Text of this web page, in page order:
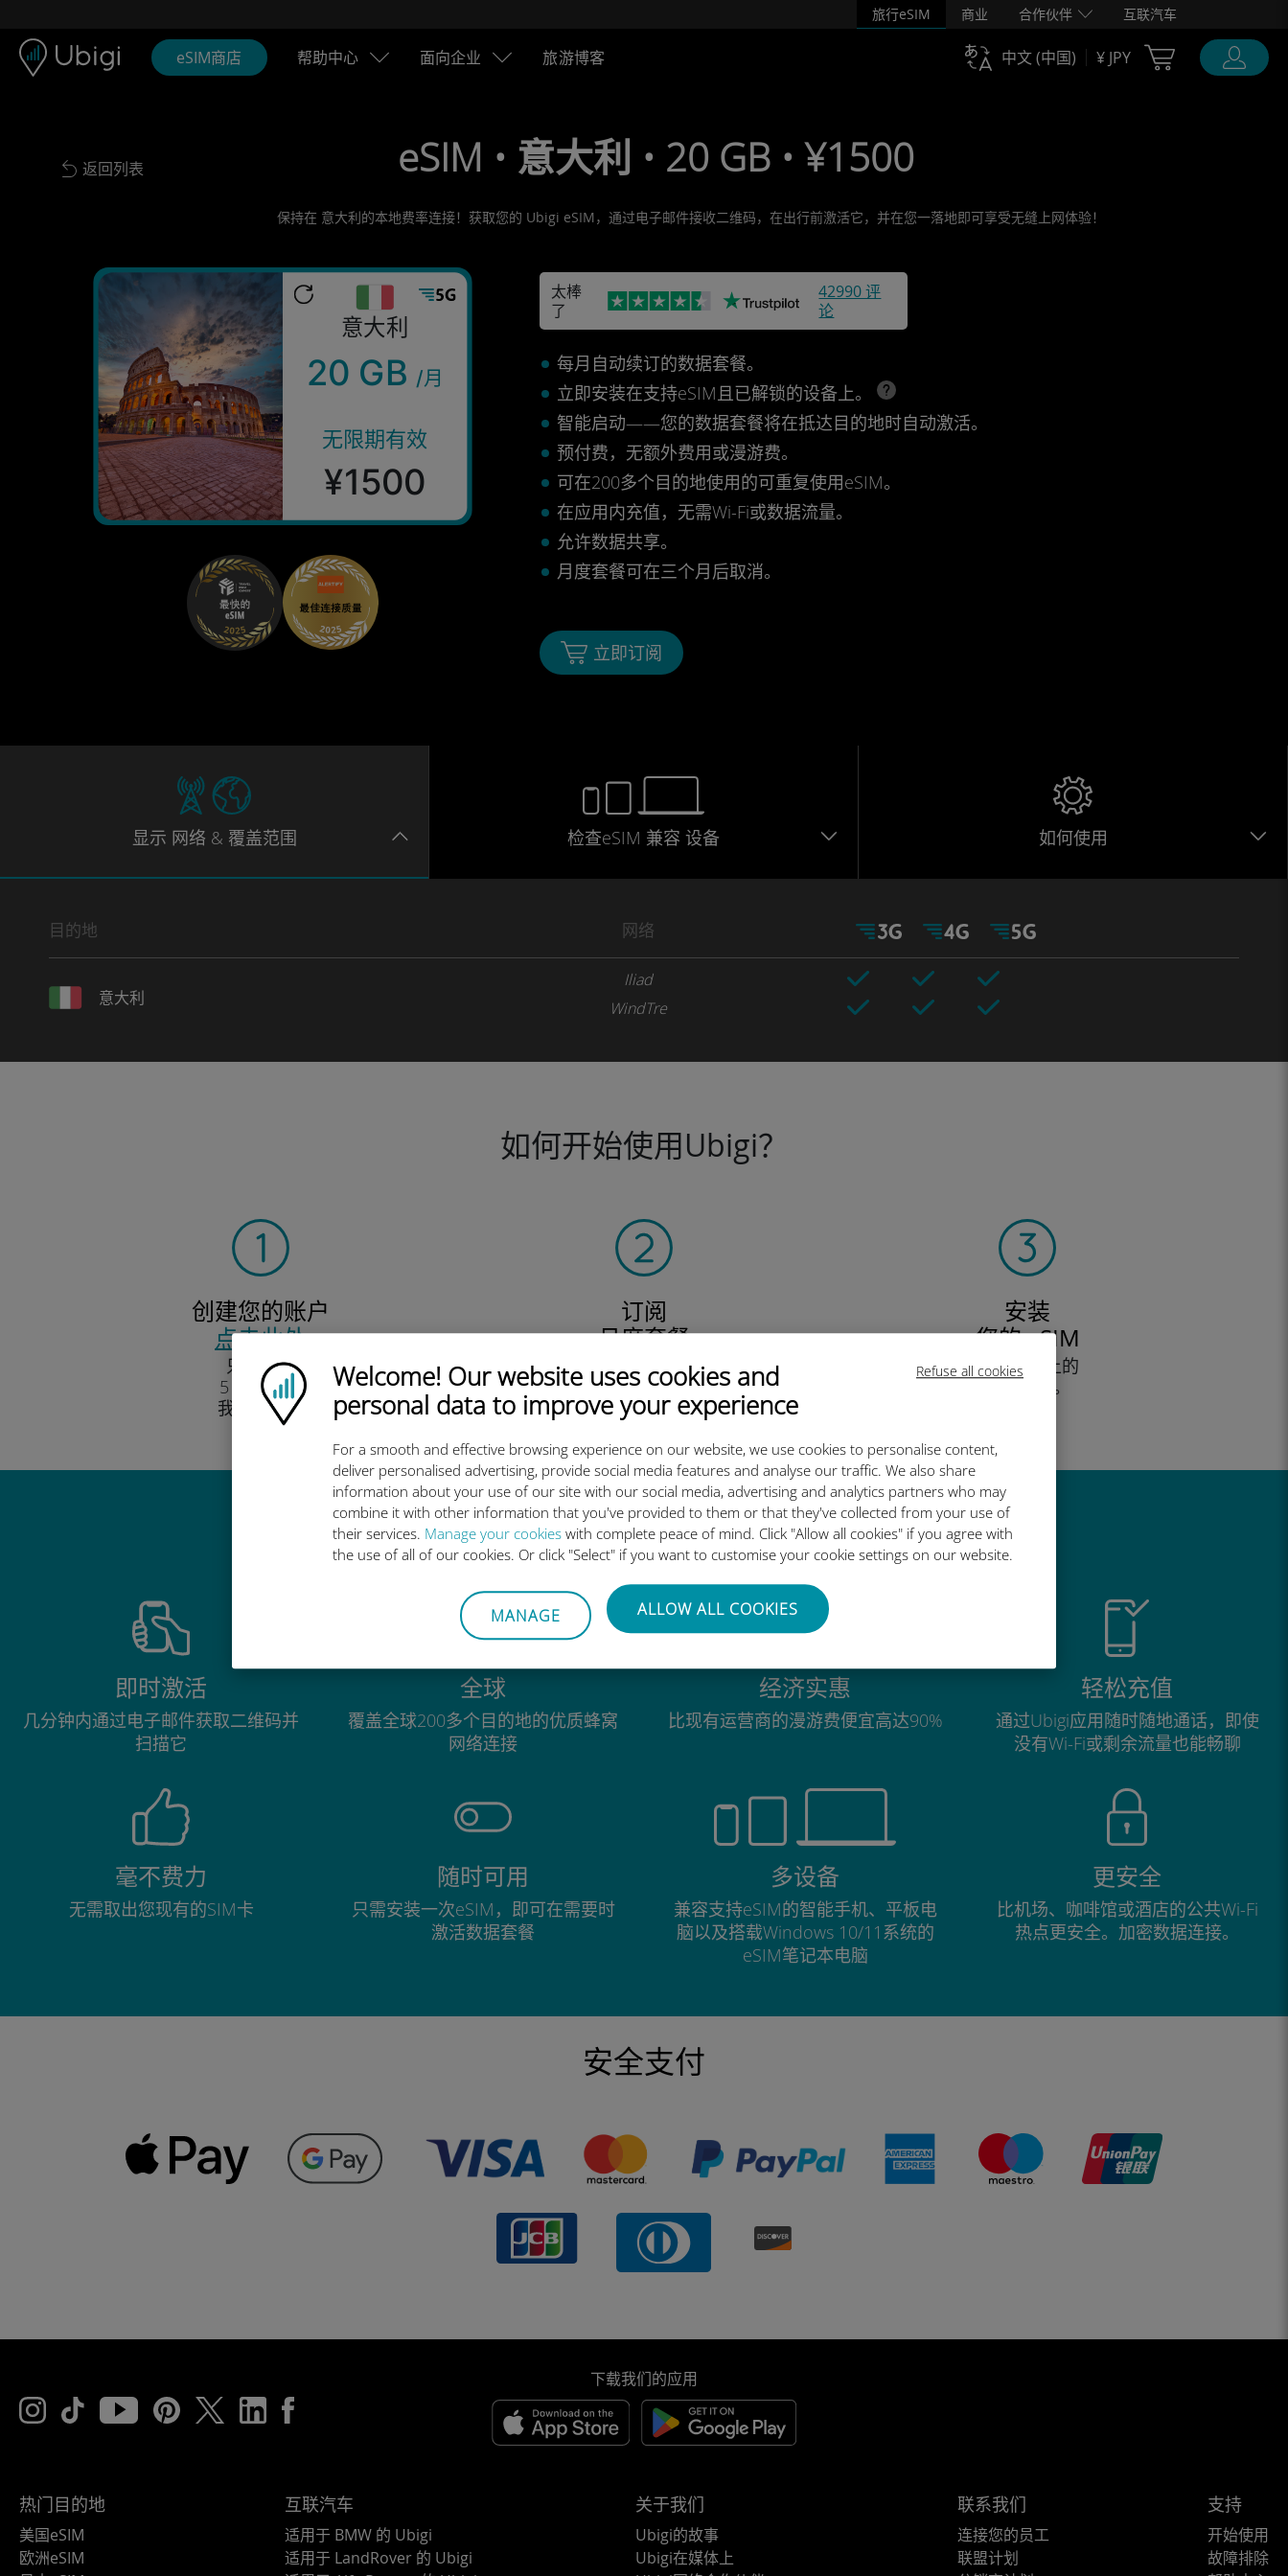
Refuse all cookies
Ubigi logo
Welcome! Our website uses cookies and
personal data to improve your experience
For a smooth and effective browsing experience on our website, we use cookies to personalise content,
deliver personalised advertising, provide social media features and analyse our traffic. We also share
information about your use of our site with our social media, advertising and analytics partners who may
combine it with other information that you've provided to them or that they've collected from your use of
their services. Manage your cookies with complete peace of mind. Click "Allow all cookies" if you agree with
the use of all of our cookies. Or click "Select" if you want to customise your cookie settings on our website.
MANAGE ALLOW ALL COOKIES
旅行eSIM 商业 合作伙伴 互联汽车
eSIM商店 帮助中心 面向企业 旅游博客 中文 (中国) ¥ JPY Cart Ubigi
Back to list
返回列表 eSIM • 意大利 • 20 GB • ¥1500
保持在 意大利的本地费率连接！获取您的 Ubigi eSIM，通过电子邮件接收二维码，在出行前激活它，并在您一落地即可享受无缝上网体验！
意大利
20 GB /月
无限期有效
¥1500
太棒
了
42990 评
论
每月自动续订的数据套餐。
立即安装在支持eSIM且已解锁的设备上。
智能启动——您的数据套餐将在抵达目的地时自动激活。
预付费，无额外费用或漫游费。
可在200多个目的地使用的可重复使用eSIM。
在应用内充值，无需Wi-Fi或数据流量。
允许数据共享。
月度套餐可在三个月后取消。
立即订阅
显示 网络 & 覆盖范围 检查eSIM 兼容 设备 如何使用
目的地 网络
意大利
Iliad
WindTre
如何开始使用Ubigi？
创建您的账户
点击此处
只需填写
5 个字段。
我们保证！
订阅
月度套餐
本地、区域
或全球覆盖。
我们满足您所有的需求！
安装
您的 eSIM
按照设备上的
步骤操作。
为什么Ubigi国际eSIM如此出色
即时激活
几分钟内通过电子邮件获取二维码并
扫描它
全球
覆盖全球200多个目的地的优质蜂窝
网络连接
经济实惠
比现有运营商的漫游费便宜高达90%
轻松充值
通过Ubigi应用随时随地通话，即使
没有Wi-Fi或剩余流量也能畅聊
毫不费力
无需取出您现有的SIM卡
随时可用
只需安装一次eSIM，即可在需要时
激活数据套餐
多设备
兼容支持eSIM的智能手机、平板电
脑以及搭载Windows 10/11系统的
eSIM笔记本电脑
更安全
比机场、咖啡馆或酒店的公共Wi-Fi
热点更安全。加密数据连接。
安全支付
下载我们的应用
热门目的地
美国eSIM
欧洲eSIM
互联汽车
适用于 BMW 的 Ubigi
适用于 LandRover 的 Ubigi
关于我们
Ubigi的故事
Ubigi在媒体上
联系我们
连接您的员工
联盟计划
支持
开始使用
故障排除